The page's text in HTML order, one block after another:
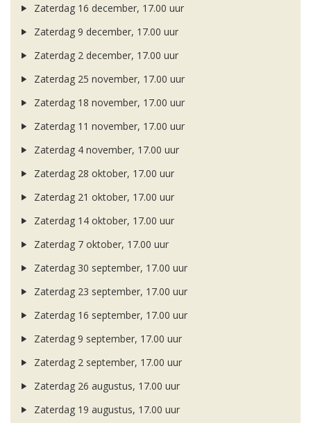
Zaterdag 16 december, 17.00 uur
Zaterdag 9 december, 17.00 uur
Zaterdag 2 december, 17.00 uur
Zaterdag 25 november, 17.00 uur
Zaterdag 18 november, 17.00 uur
Zaterdag 11 november, 17.00 uur
Zaterdag 4 november, 17.00 uur
Zaterdag 28 oktober, 17.00 uur
Zaterdag 21 oktober, 17.00 uur
Zaterdag 14 oktober, 17.00 uur
Zaterdag 7 oktober, 17.00 uur
Zaterdag 30 september, 17.00 uur
Zaterdag 23 september, 17.00 uur
Zaterdag 16 september, 17.00 uur
Zaterdag 9 september, 17.00 uur
Zaterdag 2 september, 17.00 uur
Zaterdag 26 augustus, 17.00 uur
Zaterdag 19 augustus, 17.00 uur